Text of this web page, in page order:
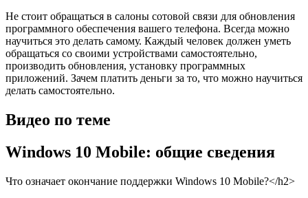
Не стоит обращаться в салоны сотовой связи для обновления
программного обеспечения вашего телефона. Всегда можно
научиться это делать самому. Каждый человек должен уметь
обращаться со своими устройствами самостоятельно,
производить обновления, установку программных
приложений. Зачем платить деньги за то, что можно научиться
делать самостоятельно.
Видео по теме
Windows 10 Mobile: общие сведения
Что означает окончание поддержки Windows 10 Mobile?</h2>